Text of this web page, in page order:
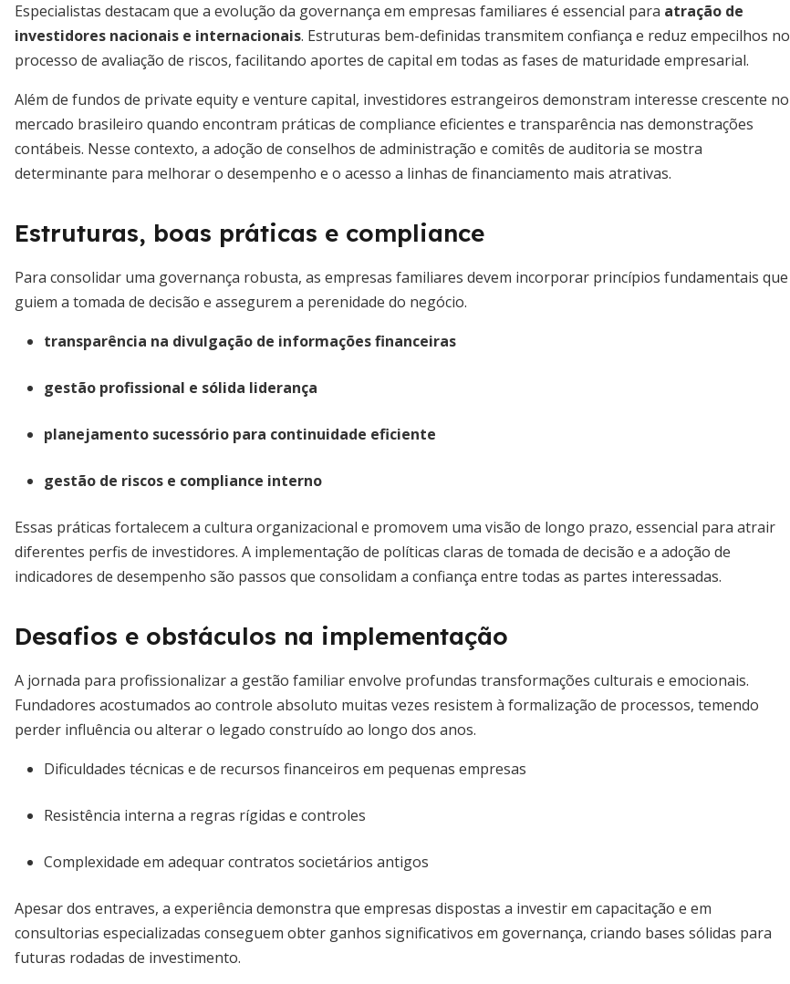
Especialistas destacam que a evolução da governança em empresas familiares é essencial para atração de
investidores nacionais e internacionais. Estruturas bem-definidas transmitem confiança e reduz empecilhos no
processo de avaliação de riscos, facilitando aportes de capital em todas as fases de maturidade empresarial.
Além de fundos de private equity e venture capital, investidores estrangeiros demonstram interesse crescente no
mercado brasileiro quando encontram práticas de compliance eficientes e transparência nas demonstrações
contábeis. Nesse contexto, a adoção de conselhos de administração e comitês de auditoria se mostra
determinante para melhorar o desempenho e o acesso a linhas de financiamento mais atrativas.
Estruturas, boas práticas e compliance
Para consolidar uma governança robusta, as empresas familiares devem incorporar princípios fundamentais que
guiem a tomada de decisão e assegurem a perenidade do negócio.
transparência na divulgação de informações financeiras
gestão profissional e sólida liderança
planejamento sucessório para continuidade eficiente
gestão de riscos e compliance interno
Essas práticas fortalecem a cultura organizacional e promovem uma visão de longo prazo, essencial para atrair
diferentes perfis de investidores. A implementação de políticas claras de tomada de decisão e a adoção de
indicadores de desempenho são passos que consolidam a confiança entre todas as partes interessadas.
Desafios e obstáculos na implementação
A jornada para profissionalizar a gestão familiar envolve profundas transformações culturais e emocionais.
Fundadores acostumados ao controle absoluto muitas vezes resistem à formalização de processos, temendo
perder influência ou alterar o legado construído ao longo dos anos.
Dificuldades técnicas e de recursos financeiros em pequenas empresas
Resistência interna a regras rígidas e controles
Complexidade em adequar contratos societários antigos
Apesar dos entraves, a experiência demonstra que empresas dispostas a investir em capacitação e em
consultorias especializadas conseguem obter ganhos significativos em governança, criando bases sólidas para
futuras rodadas de investimento.